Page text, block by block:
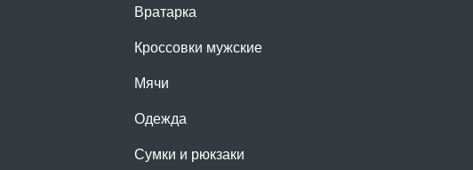
Вратарка
Кроссовки мужские
Мячи
Одежда
Сумки и рюкзаки